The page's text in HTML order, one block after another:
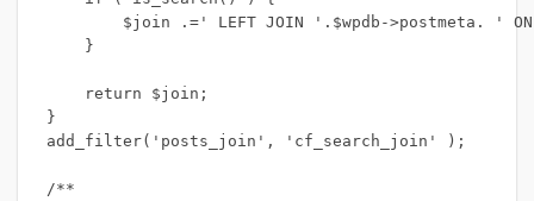
$join .=' LEFT JOIN '.$wpdb->postmeta. '
    }
    return $join;
}
add_filter('posts_join', 'cf_search_join' );
/**